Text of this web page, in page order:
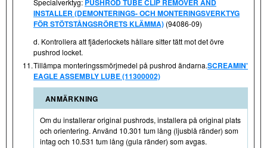
Specialverktyg: PUSHROD TUBE CLIP REMOVER AND
INSTALLER (DEMONTERINGS- OCH MONTERINGSVERKTYG
FÖR STÖTSTÅNGSRÖRETS KLÄMMA) (94086-09)
d. Kontrollera att fjäderlockets hållare sitter tätt mot det övre
pushrod locket.
11.Tillämpa monteringssmörjmedel på pushrod ändarna.SCREAMIN'
EAGLE ASSEMBLY LUBE (11300002)
ANMÄRKNING
Om du installerar original pushrods, installera på original plats
och orientering. Använd 10.301 tum lång (ljusblå ränder) som
intag och 10.531 tum lång (gula ränder) som avgas.